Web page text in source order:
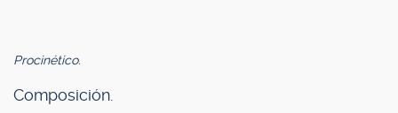
Procinético.
Composición.